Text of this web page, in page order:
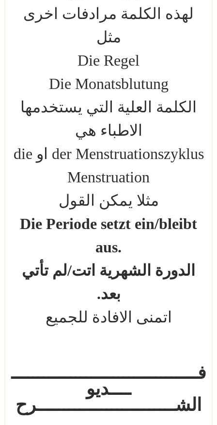
لهذه الكلمة مرادفات اخرى
مثل
Die Regel
Die Monatsblutung
الكلمة العلية التي يستخدمها
الاطباء هي
der Menstruationszyklus او die
Menstruation
مثلا يمكن القول
Die Periode setzt ein/bleibt
aus.
الدورة الشهرية اتت/لم تأتي
بعد.
اتمنى الافادة للجميع
فـــــــــــــــــــــــــــــــــــ
ــــديو
الشــــــــــــــــــــــــــرح